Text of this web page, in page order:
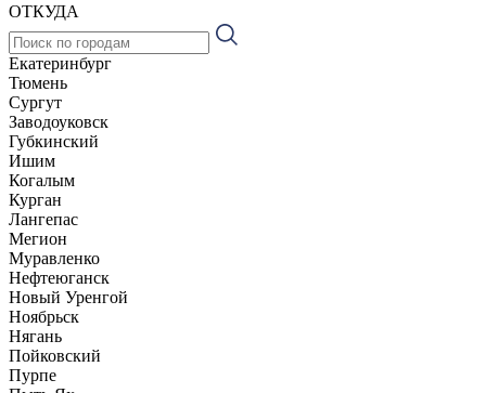
ОТКУДА
Екатеринбург
Тюмень
Сургут
Заводоуковск
Губкинский
Ишим
Когалым
Курган
Лангепас
Мегион
Муравленко
Нефтеюганск
Новый Уренгой
Ноябрьск
Нягань
Пойковский
Пурпе